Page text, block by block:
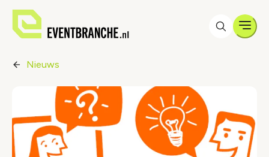
Nieuws